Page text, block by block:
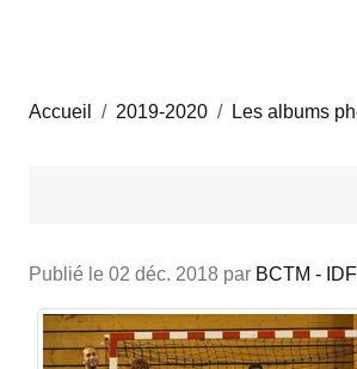
Accueil 2019-2020 Les albums
Publié le 02 déc. 2018 par BCTM -